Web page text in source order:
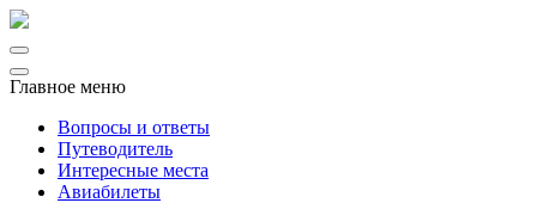
Главное меню
Вопросы и ответы
Путеводитель
Интересные места
Авиабилеты